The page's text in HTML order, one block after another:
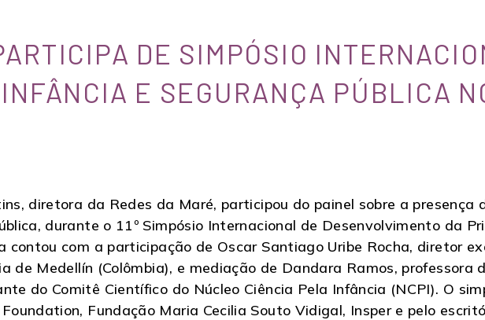
DE SIMPÓSIO
E SEGURANÇA PÚBLICA
diretora da Redes da Maré, participou do painel sobre a presença
durante o 11º Simpósio Internacional de Desenvolvimento da
contou com a participação de Oscar Santiago Uribe Rocha, diretor
de Medellín (Colômbia), e mediação de Dandara Ramos, professora
do Comitê Científico do Núcleo Ciência Pela Infância (NCPI). O
Fundação Maria Cecilia Souto Vidigal, Insper e pelo